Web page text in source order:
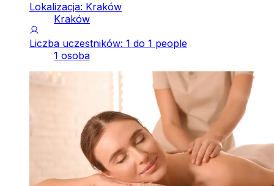
Lokalizacja: Kraków
Kraków
Liczba uczestników: 1 do 1 people
1 osoba